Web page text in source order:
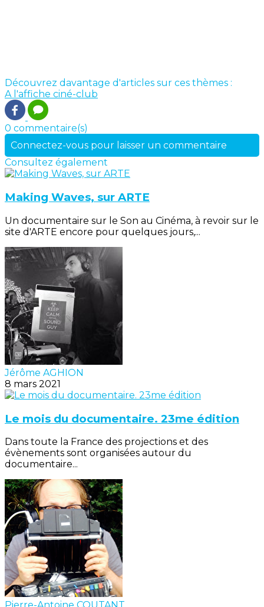
Découvrez davantage d'articles sur ces thèmes :
A l'affiche ciné-club
0 commentaire(s)
Connectez-vous pour laisser un commentaire
Consultez également
Making Waves, sur ARTE
Un documentaire sur le Son au Cinéma, à revoir sur le
site d'ARTE encore pour quelques jours,...
Jérôme AGHION
8 mars 2021
Le mois du documentaire. 23me édition
Dans toute la France des projections et des
évènements sont organisées autour du
documentaire...